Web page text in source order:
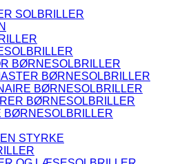
SOLBRILLER
BØRNESOLBRILLER
BØRNESOLBRILLER
BØRNESOLBRILLER
BØRNESOLBRILLER
BØRNESOLBRILLER
STYRKE